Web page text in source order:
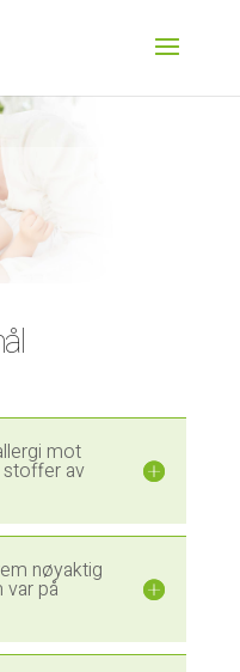
mot
stoffer av
nøyaktig
på